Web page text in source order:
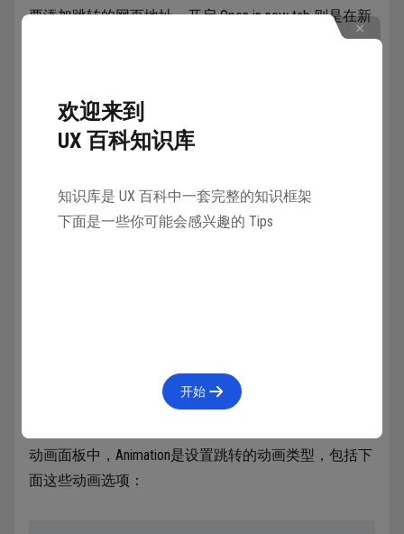
要添加跳转的网页地址。开启 Open in new tab 则是在新
动画面板中，Animation是设置跳转的动画类型，包括下
面这些动画选项：
欢迎来到
UX 百科知识库
知识库是 UX 百科中一套完整的知识框架
下面是一些你可能会感兴趣的 Tips
开始